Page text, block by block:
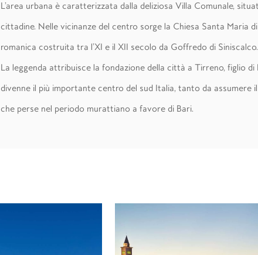
L’area urbana è caratterizzata dalla deliziosa Villa Comunale,
cittadine. Nelle vicinanze del centro sorge la Chiesa Santa Maria
romanica costruita tra l’XI e il XII secolo da Goffredo di Siniscalco.
La leggenda attribuisce la fondazione della città a Tirreno, figlio
divenne il più importante centro del sud Italia, tanto da
che perse nel periodo murattiano a favore di Bari.